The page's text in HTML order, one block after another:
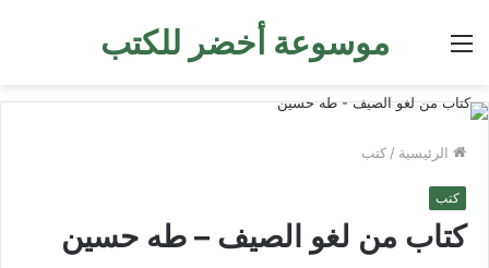
موسوعة أخضر للكتب القائمة
الرئيسية / كتب
كتب
كتاب من لغو الصيف – طه حسين